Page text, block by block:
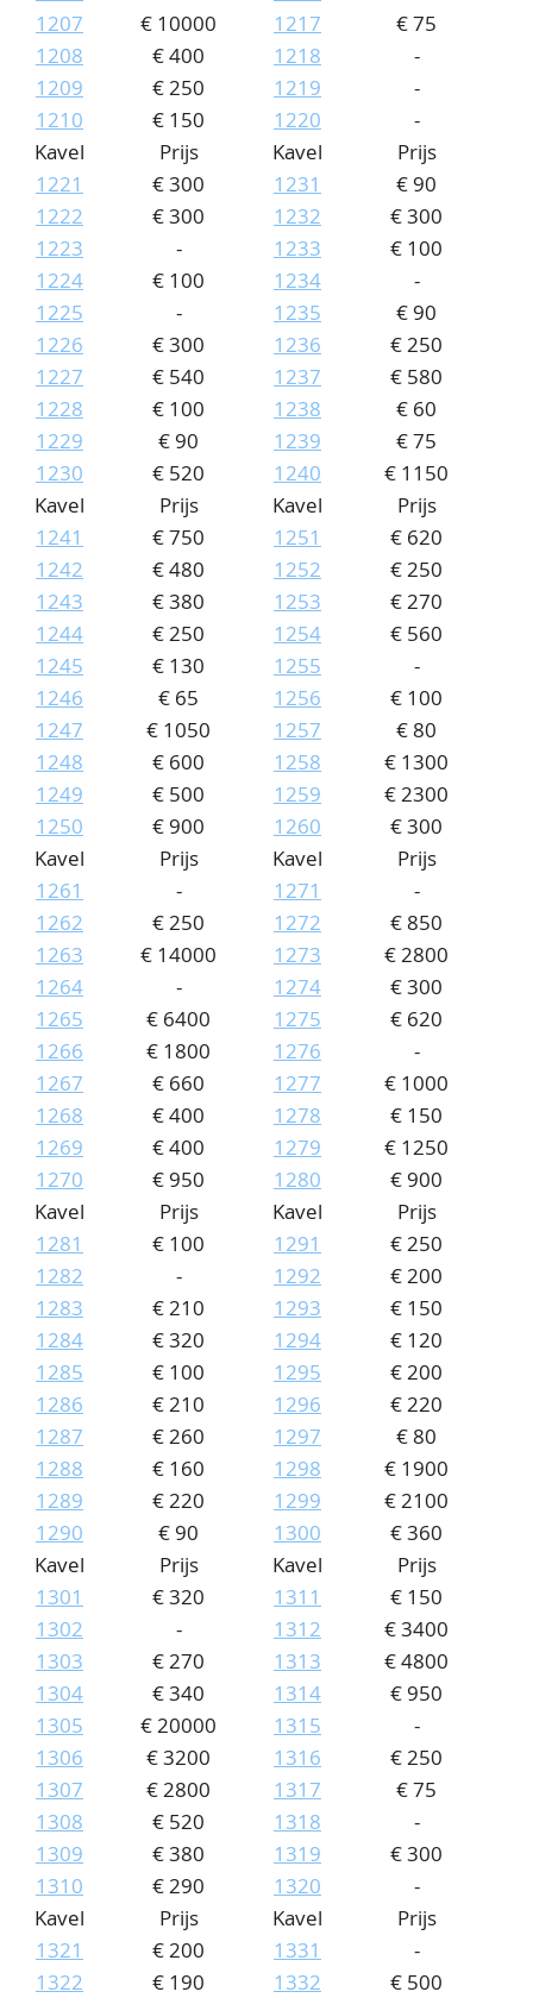
1207
€ 10000
1208
€ 400
1209
€ 250
1210
€ 150
1217
€ 75
1218
-
1219
-
1220
-
Kavel
Prijs
1221
€ 300
1222
€ 300
1223
-
1224
€ 100
1225
-
1226
€ 300
1227
€ 540
1228
€ 100
1229
€ 90
1230
€ 520
Kavel
Prijs
1231
€ 90
1232
€ 300
1233
€ 100
1234
-
1235
€ 90
1236
€ 250
1237
€ 580
1238
€ 60
1239
€ 75
1240
€ 1150
Kavel
Prijs
1241
€ 750
1242
€ 480
1243
€ 380
1244
€ 250
1245
€ 130
1246
€ 65
1247
€ 1050
1248
€ 600
1249
€ 500
1250
€ 900
Kavel
Prijs
1251
€ 620
1252
€ 250
1253
€ 270
1254
€ 560
1255
-
1256
€ 100
1257
€ 80
1258
€ 1300
1259
€ 2300
1260
€ 300
Kavel
Prijs
1261
-
1262
€ 250
1263
€ 14000
1264
-
1265
€ 6400
1266
€ 1800
1267
€ 660
1268
€ 400
1269
€ 400
1270
€ 950
Kavel
Prijs
1271
-
1272
€ 850
1273
€ 2800
1274
€ 300
1275
€ 620
1276
-
1277
€ 1000
1278
€ 150
1279
€ 1250
1280
€ 900
Kavel
Prijs
1281
€ 100
1282
-
1283
€ 210
1284
€ 320
1285
€ 100
1286
€ 210
1287
€ 260
1288
€ 160
1289
€ 220
1290
€ 90
Kavel
Prijs
1291
€ 250
1292
€ 200
1293
€ 150
1294
€ 120
1295
€ 200
1296
€ 220
1297
€ 80
1298
€ 1900
1299
€ 2100
1300
€ 360
Kavel
Prijs
1301
€ 320
1302
-
1303
€ 270
1304
€ 340
1305
€ 20000
1306
€ 3200
1307
€ 2800
1308
€ 520
1309
€ 380
1310
€ 290
Kavel
Prijs
1311
€ 150
1312
€ 3400
1313
€ 4800
1314
€ 950
1315
-
1316
€ 250
1317
€ 75
1318
-
1319
€ 300
1320
-
Kavel
Prijs
1321
€ 200
1322
€ 190
Kavel
Prijs
1331
-
1332
€ 500